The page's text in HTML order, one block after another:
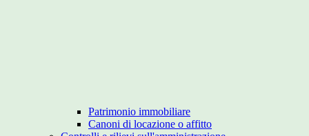
Patrimonio immobiliare
Canoni di locazione o affitto